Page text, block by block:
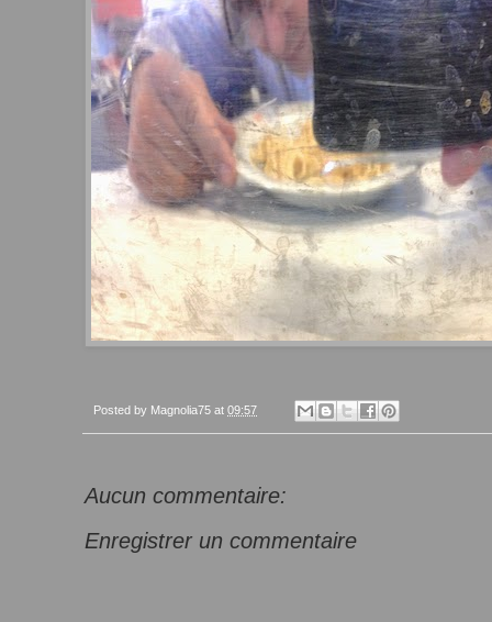
Posted by Magnolia75 at 09:57
Aucun commentaire:
Enregistrer un commentaire